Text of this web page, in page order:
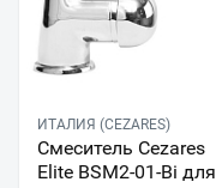
ИТАЛИЯ (CEZARES)
Смеситель Cezares
Elite BSM2-01-Bi для